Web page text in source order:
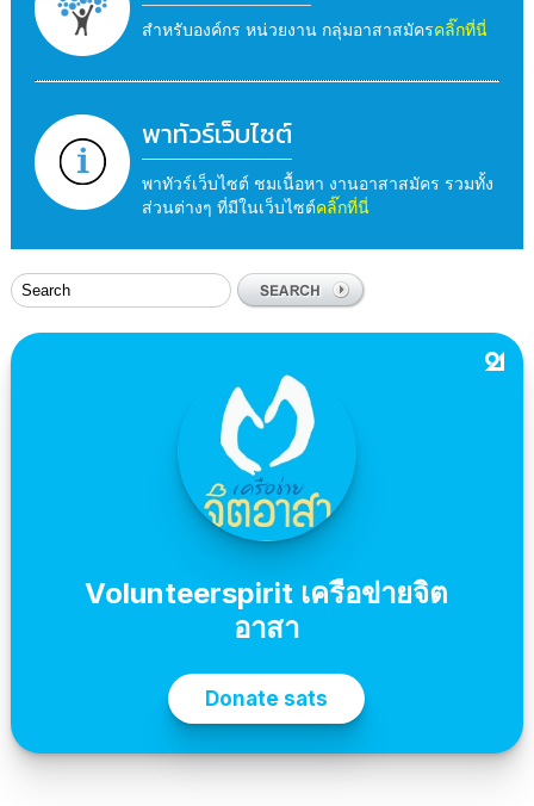
สำหรับองค์กร หน่วยงาน กลุ่มอาสาสมัครคลิ๊กที่นี่
พาทัวร์เว็บไซต์
พาทัวร์เว็บไซต์ ชมเนื้อหา งานอาสาสมัคร รวมทั้ง
ส่วนต่างๆ ที่มีในเว็บไซต์คลิ๊กที่นี่